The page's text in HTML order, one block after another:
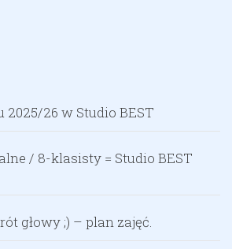
2025/26 w Studio BEST
/ 8-klasisty = Studio BEST
głowy ;) – plan zajęć.